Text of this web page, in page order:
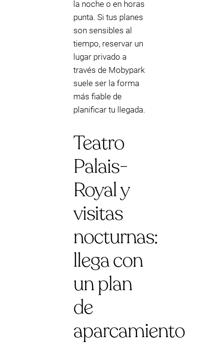
la noche o en horas
punta. Si tus planes
son sensibles al
tiempo, reservar un
lugar privado a
través de Mobypark
suele ser la forma
más fiable de
planificar tu llegada.
Teatro
Palais-
Royal y
visitas
nocturnas:
llega con
un plan
de
aparcamiento